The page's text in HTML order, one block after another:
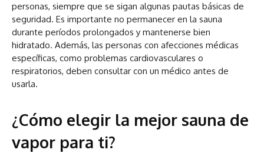
personas, siempre que se sigan algunas pautas básicas de
seguridad. Es importante no permanecer en la sauna
durante períodos prolongados y mantenerse bien
hidratado. Además, las personas con afecciones médicas
específicas, como problemas cardiovasculares o
respiratorios, deben consultar con un médico antes de
usarla.
¿Cómo elegir la mejor sauna de
vapor para ti?